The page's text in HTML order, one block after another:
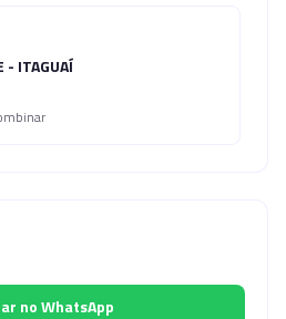
- ITAGUAÍ
no WhatsApp